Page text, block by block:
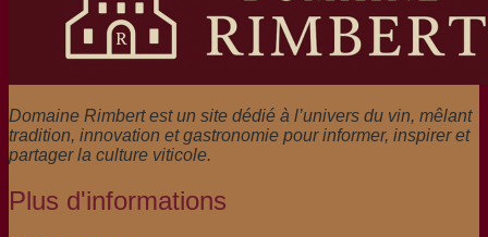
Domaine Rimbert est un site dédié à l’univers du vin, mêlant
tradition, innovation et gastronomie pour informer, inspirer et
partager la culture viticole.
Plus d'informations